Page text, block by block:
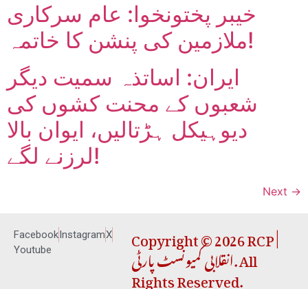
خیبر پختونخوا: عام سرکاری
ملازمین کی پنشن کا خاتمہ!
ایران: اساتذہ سمیت دیگر
شعبوں کے محنت کشوں کی
دیوہیکل ہڑتالیں، ایوان بالا
لرزنے لگے!
Next →
FacebookInstagramX
Youtube
Copyright © 2026 RCP |
انقلابی کمیونسٹ پارٹی. All
Rights Reserved.